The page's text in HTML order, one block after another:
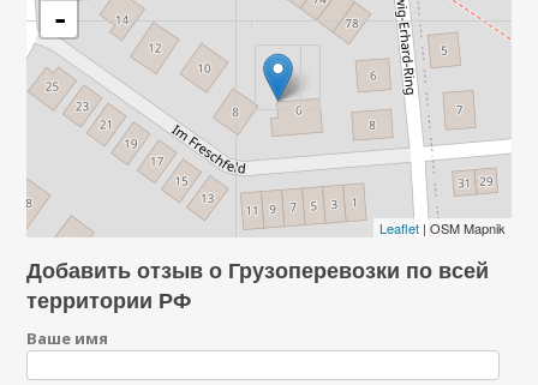
-
Leaflet| OSM Mapnik
Добавить отзыв о Грузоперевозки по всей
территории РФ
Ваше имя